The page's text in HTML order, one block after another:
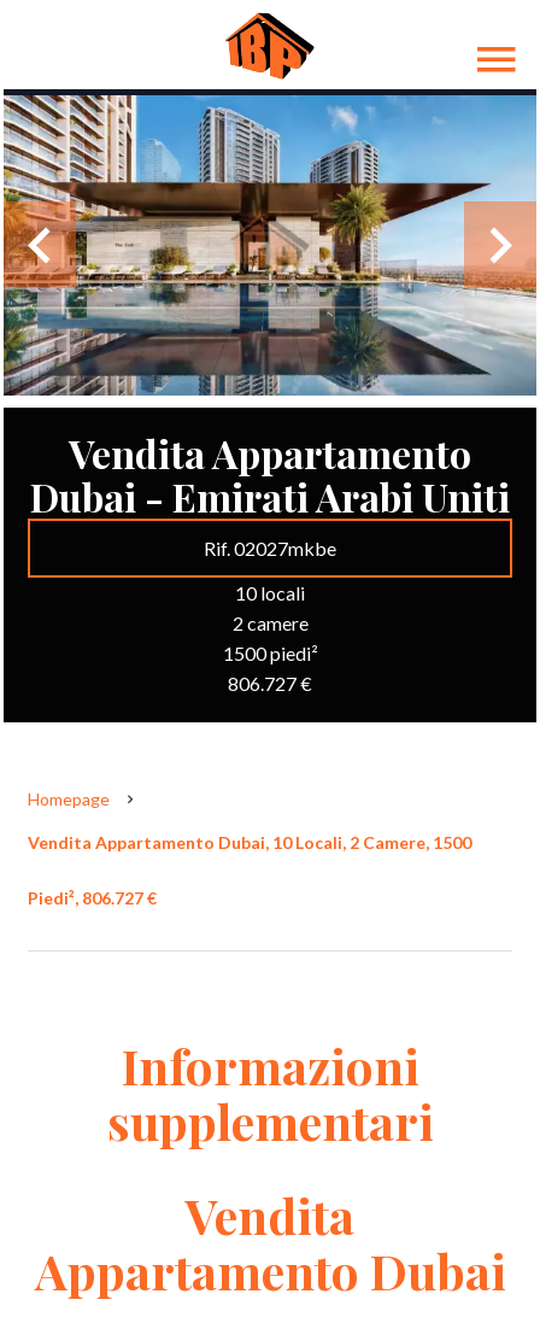
Vendita Appartamento
Dubai - Emirati Arabi Uniti
Rif. 02027mkbe
10 locali
2 camere
1500 piedi²
806.727 €
Homepage
Vendita Appartamento Dubai, 10 Locali, 2 Camere, 1500
Piedi², 806.727 €
Informazioni
supplementari
Vendita
Appartamento Dubai